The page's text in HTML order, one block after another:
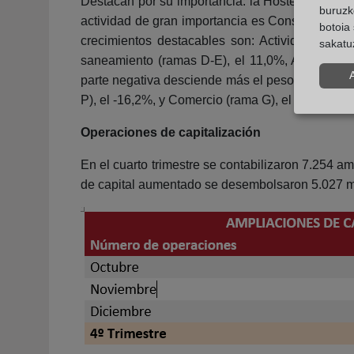
actividad de gran importancia es Construcción
crecimientos destacables son: Actividades
saneamiento (ramas D-E), el 11,0%,
parte negativa desciende más el peso relativo
P), el -16,2%, y Comercio (rama G), el -6,2%.
Operaciones de capitalización
En el cuarto trimestre se contabilizaron 7.254
de capital aumentado se desembolsaron 5.027
botoia